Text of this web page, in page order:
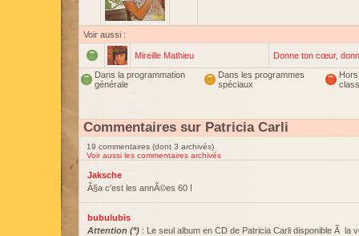
Voir aussi :
Mireille Mathieu
Donne ton cœur,
Dans la programmation
générale
Dans les programmes
spéciaux
Hors
Commentaires sur Patricia Carli
19 commentaires (dont 3 archivés)
Voir aussi les commentaires archivés
Jaksche
Ã§a c'est les annÃ©es 60 !
bubulubis
Attention (*) : Le seul album en CD de Patricia Carli disponible Ã la